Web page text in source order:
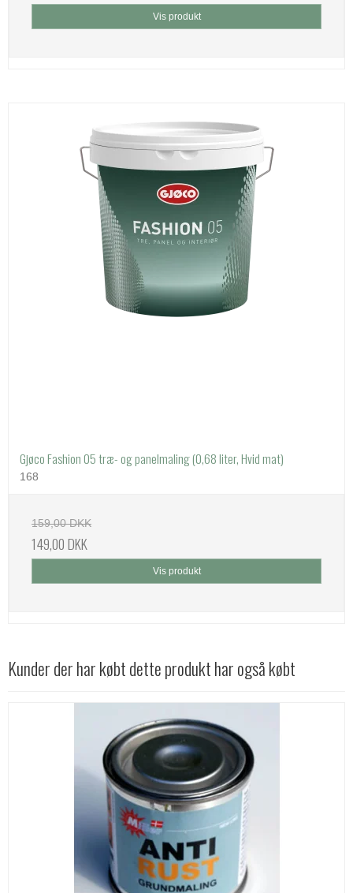
Vis produkt
Gjøco Fashion 05 træ- og panelmaling (0,68 liter, Hvid mat)
168
159,00 DKK
149,00 DKK
Vis produkt
Kunder der har købt dette produkt har også købt